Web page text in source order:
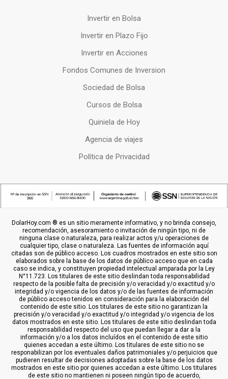
Invertir en Bolsa
Invertir en Plazo Fijo
Invertir en Acciones
Fondos Comunes de Inversion
Sociedad de Bolsa
Cursos de Bolsa
Quiniela de Hoy
Agencia de viajes
Política de Privacidad
DolarHoy.com ® es un sitio meramente informativo, y no brinda consejo,
recomendación, asesoramiento o invitación de ningún tipo, ni de
ninguna clase o naturaleza, para realizar actos y/u operaciones de
cualquier tipo, clase o naturaleza. Las fuentes de información aquí
citadas son de público acceso. Los cuadros mostrados en este sitio son
elaborados sobre la base de los datos de público acceso que en cada
caso se indica, y constituyen propiedad intelectual amparada por la Ley
N°11.723. Los titulares de este sitio deslindan toda responsabilidad
respecto de la posible falta de precisión y/o veracidad y/o exactitud y/o
integridad y/o vigencia de los datos y/o de las fuentes de información
de público acceso tenidos en consideración para la elaboración del
contenido de este sitio. Los titulares de este sitio no garantizan la
precisión y/o veracidad y/o exactitud y/o integridad y/o vigencia de los
datos mostrados en este sitio. Los titulares de este sitio deslindan toda
responsabilidad respecto del uso que puedan llegar a dar a la
información y/o a los datos incluídos en el contenido de este sitio
quienes accedan a este último. Los titulares de este sitio no se
responabilizan por los eventuales daños patrimoniales y/o perjuicios que
pudieren resultar de decisiones adoptadas sobre la base de los datos
mostrados en este sitio por quienes accedan a este último. Los titulares
de este sitio no mantienen ni poseen ningún tipo de acuerdo,